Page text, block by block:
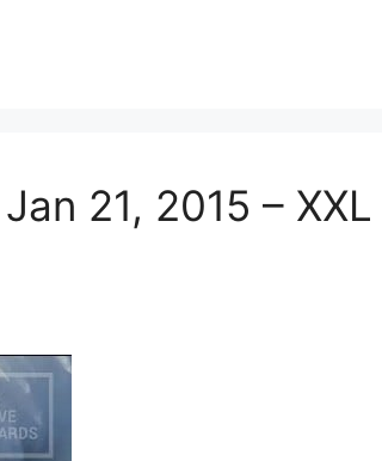
21, 2015 – XXL